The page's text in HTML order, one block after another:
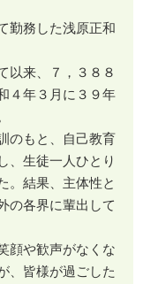
勤務した浅原正和
以来、７，３８８
４年３月に３９年
もと、自己教育
、生徒一人ひとり
。結果、主体性と
の各界に輩出して
顔や歓声がなくな
、皆様が過ごした